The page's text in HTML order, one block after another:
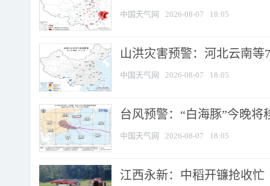
中国天气网 2026-08-07 18:05
山洪灾害预警：河北云南
中国天气网 2026-08-07 18:05
台风预警：“白海豚”今晚将
中国天气网 2026-08-07 18:05
江西永新：中稻开镰抢收忙